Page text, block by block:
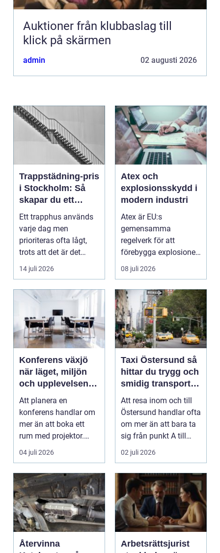
Auktioner från klubbaslag till
klick på skärmen
admin 02 augusti 2026
Trappstädning-pris
i Stockholm: Så
skapar du ett
tryggt och trivsamt
trapphus
Ett trapphus används
varje dag men
prioriteras ofta lågt,
trots att det är det
f&oum...
14 juli 2026
Atex och
explosionsskydd i
modern industri
Atex är EU:s
gemensamma
regelverk för att
förebygga explosioner
i arbetsmiljöer ...
08 juli 2026
Konferens växjö
när läget, miljön
och upplevelsen
gör skillnad
Att planera en
konferens handlar om
mer än att boka ett
rum med projektor.
Företag letar efter
plats...
04 juli 2026
Taxi Östersund så
hittar du trygg och
smidig transport
året runt
Att resa inom och till
Östersund handlar ofta
om mer än att bara ta
sig från punkt A till
punkt B. M...
02 juli 2026
Återvinna
Arbetsrättsjurist